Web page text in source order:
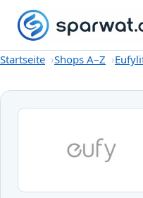
Startseite
Gutscheine
Startseite Shops A–Z